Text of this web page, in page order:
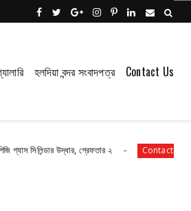
হলদিয়া বন্দর সংবাদপত্র Contact Us
গ্রেফতার ২ Contact পাইপ লাইনের